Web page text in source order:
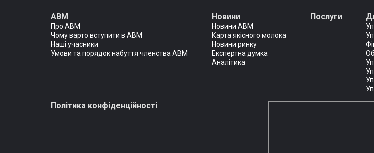
АВМ
Про АВМ
Чому варто вступити в АВМ
Наші учасники
Умови та порядок набуття членства АВМ
Новини
Новини АВМ
Карта якісного молока
Новини ринку
Експертна думка
Аналітика
Послуги
Політика конфіденційності